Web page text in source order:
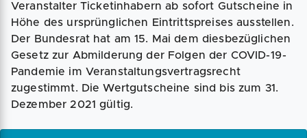
Veranstalter Ticketinhabern ab sofort Gutscheine in
Höhe des ursprünglichen Eintrittspreises ausstellen.
Der Bundesrat hat am 15. Mai dem diesbezüglichen
Gesetz zur Abmilderung der Folgen der COVID-19-
Pandemie im Veranstaltungsvertragsrecht
zugestimmt. Die Wertgutscheine sind bis zum 31.
Dezember 2021 gültig.